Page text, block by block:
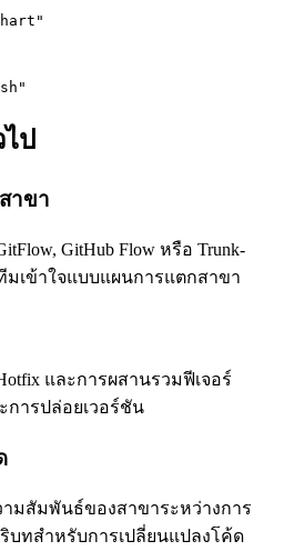
ป
าขา
GitHub Flow หรือ Trunk-
ทีมเข้าใจแบบแผนการแตกสาขา
และการผสานรวมฟีเจอร์
การปล่อยเวอร์ชัน
มสัมพันธ์ของสาขาระหว่างการ
ริบทสำหรับการเปลี่ยนแปลงโค้ด